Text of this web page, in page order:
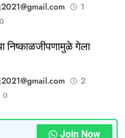
1
0
निष्काळजीपणामुळे गेला
2
0
Join Now
केला जाणार नाही – पुणे
अवजड वाहनांकडून पैशांची